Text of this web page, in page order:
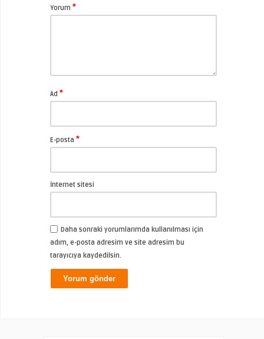
Yorum *
Ad *
E-posta *
İnternet sitesi
Daha sonraki yorumlarımda kullanılması için
adım, e-posta adresim ve site adresim bu
tarayıcıya kaydedilsin.